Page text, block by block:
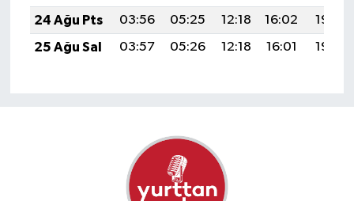
24 Ağu Pts
03:56 05:25 12:18 16:02
19:02
25 Ağu Sal
03:57 05:26 12:18 16:01 19:00